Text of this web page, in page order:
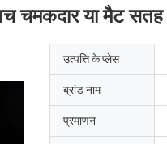
चमकदार या मैट सतह
उत्पत्ति के प्लेस
ब्रांड नाम
प्रमाणन